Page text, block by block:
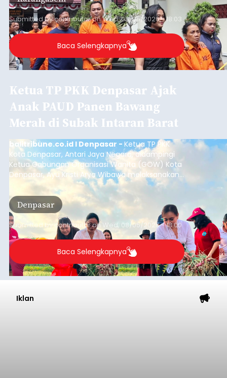
berada di Tower BTS Seluler itu hilang dicuri.
Submitted bycontributoronWed, 08/05/2026 - 18:03
Baca Selengkapnya
Ketua TP PKK Denpasar Ajak
Anak PAUD Panen Bawang
Merah di Subak Intaran Barat
balitribune.co.id I Denpasar - Ketua TP PKK
Kota Denpasar, Antari Jaya Negara, didampingi
Ketua Gabungan Organisasi Wanita (GOW) Kota
Denpasar, Ayu Kristi Arya Wibawa melaksanakan
panen bawang merah dan jagung manis
bersama anak-anak Pendidikan Anak Usia Dini
(PAUD) di Subak Intaran Barat, Rabu (5/8/2026).
Denpasar
Submitted by contributoron Wed, 08/05/2026 - 18:00
Baca Selengkapnya
Iklan